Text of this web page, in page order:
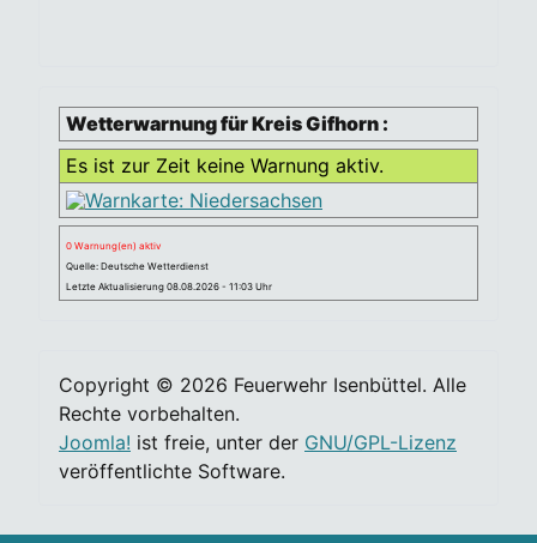
Wetterwarnung für Kreis Gifhorn :
Es ist zur Zeit keine Warnung aktiv.
0 Warnung(en) aktiv
Quelle: Deutsche Wetterdienst
Letzte Aktualisierung 08.08.2026 - 11:03 Uhr
Copyright © 2026 Feuerwehr Isenbüttel. Alle
Rechte vorbehalten.
Joomla! ist freie, unter der GNU/GPL-Lizenz
veröffentlichte Software.